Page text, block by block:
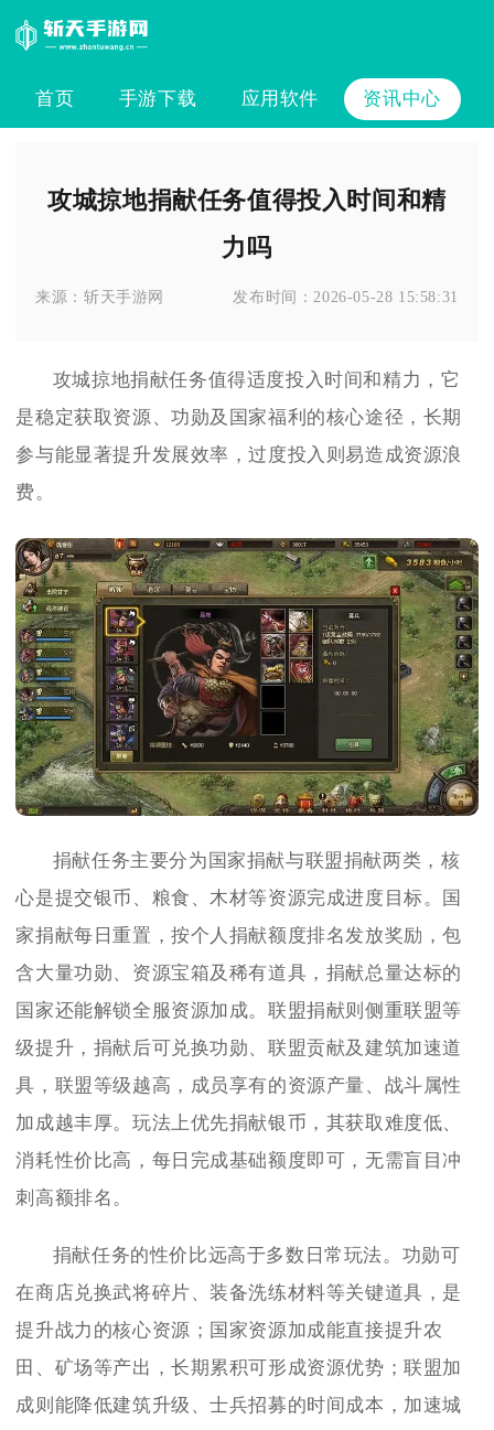
首页 手游下载 应用软件 资讯中心
攻城掠地捐献任务值得投入时间和精
力吗
来源：斩天手游网 发布时间： 2026-05-28 15:58:31
攻城掠地捐献任务值得适度投入时间和精力，它
是稳定获取资源、功勋及国家福利的核心途径，长期
参与能显著提升发展效率，过度投入则易造成资源浪
费。
捐献任务主要分为国家捐献与联盟捐献两类，核
心是提交银币、粮食、木材等资源完成进度目标。国
家捐献每日重置，按个人捐献额度排名发放奖励，包
含大量功勋、资源宝箱及稀有道具，捐献总量达标的
国家还能解锁全服资源加成。联盟捐献则侧重联盟等
级提升，捐献后可兑换功勋、联盟贡献及建筑加速道
具，联盟等级越高，成员享有的资源产量、战斗属性
加成越丰厚。玩法上优先捐献银币，其获取难度低、
消耗性价比高，每日完成基础额度即可，无需盲目冲
刺高额排名。
捐献任务的性价比远高于多数日常玩法。功勋可
在商店兑换武将碎片、装备洗练材料等关键道具，是
提升战力的核心资源；国家资源加成能直接提升农
田、矿场等产出，长期累积可形成资源优势；联盟加
成则能降低建筑升级、士兵招募的时间成本，加速城